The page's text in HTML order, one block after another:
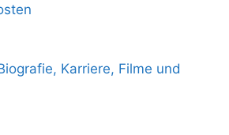
Karriere, Filme und